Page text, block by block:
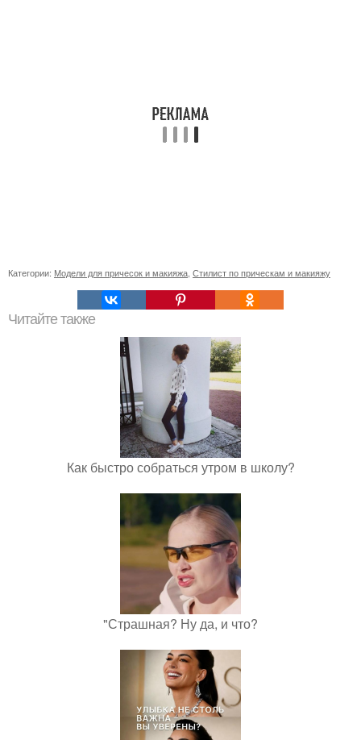
Категории: Модели для причесок и макияжа Стилист по прическам и макияжу
Читайте также
Как быстро собраться утром в школу?
"Страшная? Ну да, и что?